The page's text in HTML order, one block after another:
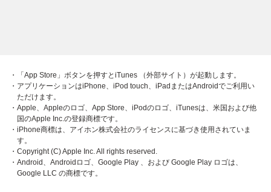
・「App Store」ボタンを押すとiTunes （外部サイト）が起動します。
・アプリケーションはiPhone、iPod touch、iPadまたはAndroidでご利用い
ただけます。
・Apple、Appleのロゴ、App Store、iPodのロゴ、iTunesは、米国および他
国のApple Inc.の登録商標です。
・iPhone商標は、アイホン株式会社のライセンスに基づき使用されていま
す。
・Copyright (C) Apple Inc. All rights reserved.
・Android、Androidロゴ、Google Play 、および Google Play ロゴは、
Google LLC の商標です。